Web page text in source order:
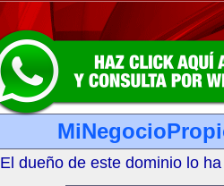
El dueño de este dominio lo